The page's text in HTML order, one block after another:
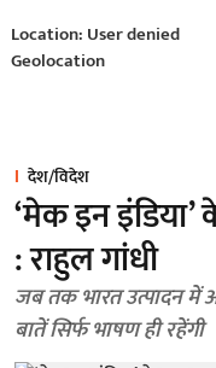
Location: User denied
Geolocation
देश/विदेश
‘मेक इन
: राहुल गांधी
जब तक भारत उत्पादन में
बातें सिर्फ भाषण ही रहेंगी